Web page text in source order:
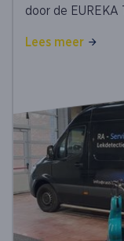
door de EUREKA
Lees meer